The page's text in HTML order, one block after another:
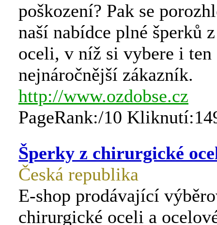
poškození? Pak se
naší nabídce plné šperků
oceli, v níž si vybere i ten
nejnáročnější zákazník.
http://www.ozdobse.cz
PageRank:/10
Šperky z chirurgické
Česká republika
E-shop prodávající
chirurgické oceli a